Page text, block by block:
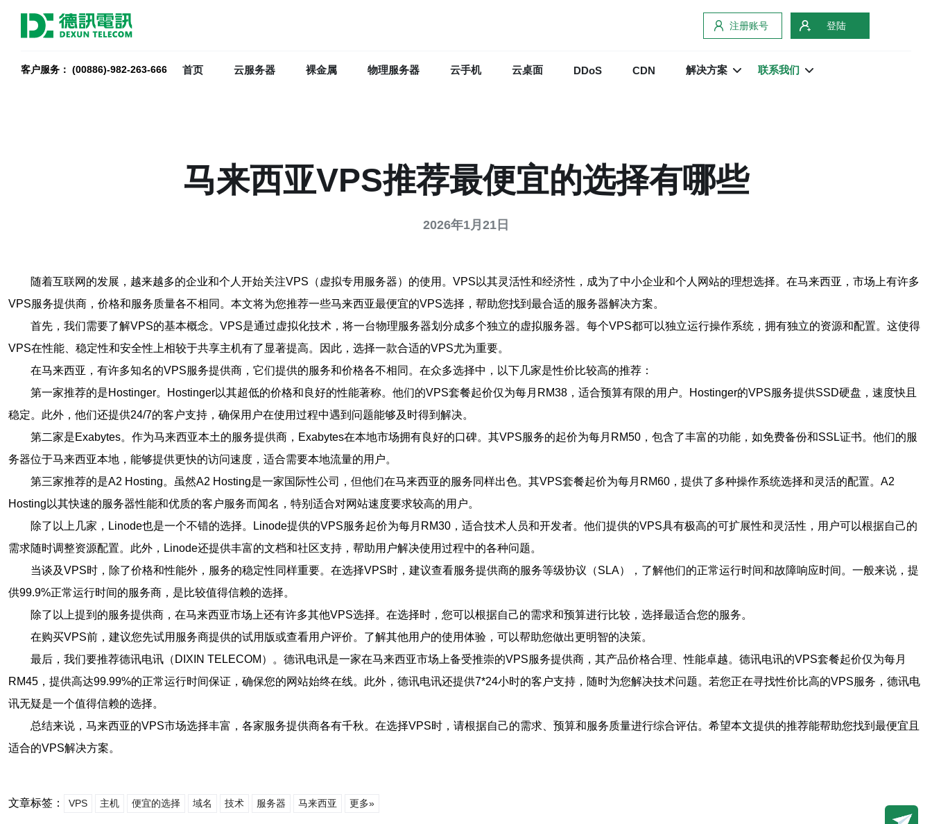
注册账号 登陆
客户服务： (00886)-982-263-666 首页 云服务器 裸金属 物理服务器 云手机 云桌面 DDoS CDN 解决方案 联系我们
马来西亚VPS推荐最便宜的选择有哪些
2026年1月21日
随着互联网的发展，越来越多的企业和个人开始关注VPS（虚拟专用服务器）的使用。VPS以其灵活性和经济性，成为了中小企业和个人网站的理想选择。在马来西亚，市场上有许多
VPS服务提供商，价格和服务质量各不相同。本文将为您推荐一些马来西亚最便宜的VPS选择，帮助您找到最合适的服务器解决方案。
首先，我们需要了解VPS的基本概念。VPS是通过虚拟化技术，将一台物理服务器划分成多个独立的虚拟服务器。每个VPS都可以独立运行操作系统，拥有独立的资源和配置。这使得
VPS在性能、稳定性和安全性上相较于共享主机有了显著提高。因此，选择一款合适的VPS尤为重要。
在马来西亚，有许多知名的VPS服务提供商，它们提供的服务和价格各不相同。在众多选择中，以下几家是性价比较高的推荐：
第一家推荐的是Hostinger。Hostinger以其超低的价格和良好的性能著称。他们的VPS套餐起价仅为每月RM38，适合预算有限的用户。Hostinger的VPS服务提供SSD硬盘，速度快且
稳定。此外，他们还提供24/7的客户支持，确保用户在使用过程中遇到问题能够及时得到解决。
第二家是Exabytes。作为马来西亚本土的服务提供商，Exabytes在本地市场拥有良好的口碑。其VPS服务的起价为每月RM50，包含了丰富的功能，如免费备份和SSL证书。他们的服
务器位于马来西亚本地，能够提供更快的访问速度，适合需要本地流量的用户。
第三家推荐的是A2 Hosting。虽然A2 Hosting是一家国际性公司，但他们在马来西亚的服务同样出色。其VPS套餐起价为每月RM60，提供了多种操作系统选择和灵活的配置。A2
Hosting以其快速的服务器性能和优质的客户服务而闻名，特别适合对网站速度要求较高的用户。
除了以上几家，Linode也是一个不错的选择。Linode提供的VPS服务起价为每月RM30，适合技术人员和开发者。他们提供的VPS具有极高的可扩展性和灵活性，用户可以根据自己的
需求随时调整资源配置。此外，Linode还提供丰富的文档和社区支持，帮助用户解决使用过程中的各种问题。
当谈及VPS时，除了价格和性能外，服务的稳定性同样重要。在选择VPS时，建议查看服务提供商的服务等级协议（SLA），了解他们的正常运行时间和故障响应时间。一般来说，提
供99.9%正常运行时间的服务商，是比较值得信赖的选择。
除了以上提到的服务提供商，在马来西亚市场上还有许多其他VPS选择。在选择时，您可以根据自己的需求和预算进行比较，选择最适合您的服务。
在购买VPS前，建议您先试用服务商提供的试用版或查看用户评价。了解其他用户的使用体验，可以帮助您做出更明智的决策。
最后，我们要推荐德讯电讯（DIXIN TELECOM）。德讯电讯是一家在马来西亚市场上备受推崇的VPS服务提供商，其产品价格合理、性能卓越。德讯电讯的VPS套餐起价仅为每月
RM45，提供高达99.99%的正常运行时间保证，确保您的网站始终在线。此外，德讯电讯还提供7*24小时的客户支持，随时为您解决技术问题。若您正在寻找性价比高的VPS服务，德讯电
讯无疑是一个值得信赖的选择。
总结来说，马来西亚的VPS市场选择丰富，各家服务提供商各有千秋。在选择VPS时，请根据自己的需求、预算和服务质量进行综合评估。希望本文提供的推荐能帮助您找到最便宜且
适合的VPS解决方案。
文章标签： VPS 主机 便宜的选择 域名 技术 服务器 马来西亚 更多»